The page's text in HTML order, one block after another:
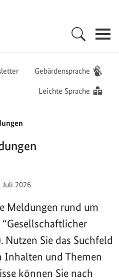
für Migration und Flüchtlinge
Gebärdensprache
Leichte Sprache
am:
Juli 2026
Meldungen rund um
Nutzen Sie das Suchfeld
Inhalten und Themen
können Sie nach